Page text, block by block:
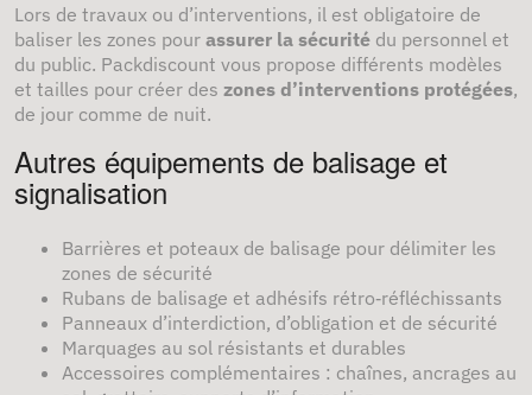
Lors de travaux ou d’interventions, il est obligatoire de
baliser les zones pour assurer la sécurité du personnel et
du public. Packdiscount vous propose différents modèles
et tailles pour créer des zones d’interventions protégées,
de jour comme de nuit.
Autres équipements de balisage et
signalisation
Barrières et poteaux de balisage pour délimiter les
zones de sécurité
Rubans de balisage et adhésifs rétro‑réfléchissants
Panneaux d’interdiction, d’obligation et de sécurité
Marquages au sol résistants et durables
Accessoires complémentaires : chaînes, ancrages au